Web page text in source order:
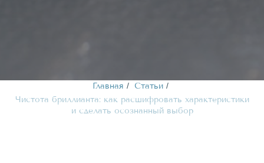
Главная / Статьи /
Чистота бриллианта: как расшифровать характеристики
и сделать осознанный выбор